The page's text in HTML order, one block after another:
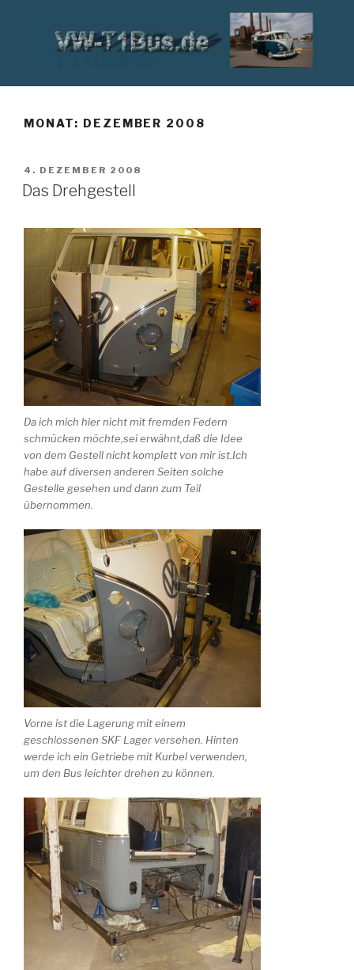
VW T1 BUS
MONAT: DEZEMBER 2008
VERÖFFENTLICHT
AM
4. DEZEMBER 2008
Das Drehgestell
Da ich mich hier nicht mit fremden Federn
schmücken möchte,sei erwähnt,daß die Idee
von dem Gestell nicht komplett von mir ist.Ich
habe auf diversen anderen Seiten solche
Gestelle gesehen und dann zum Teil
übernommen.
Vorne ist die Lagerung mit einem
geschlossenen SKF Lager versehen. Hinten
werde ich ein Getriebe mit Kurbel verwenden,
um den Bus leichter drehen zu können.